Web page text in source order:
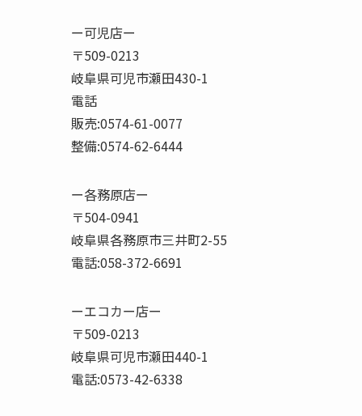
ー可児店ー
〒509-0213
岐阜県可児市瀬田430-1
電話
販売:0574-61-0077
整備:0574-62-6444
ー各務原店ー
〒504-0941
岐阜県各務原市三井町2-55
電話:058-372-6691
ーエコカー店ー
〒509-0213
岐阜県可児市瀬田440-1
電話:0573-42-6338